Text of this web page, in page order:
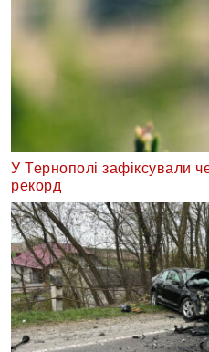
У Тернополі зафіксували
рекорд